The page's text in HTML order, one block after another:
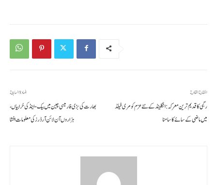
المادة السابقة
بھارت کی بڑی فارمیسی چین میں بیک‑اینڈ کی خرابیاں،
ہزاروں آن لائن آرڈرز کی معلومات افشا
المقالة القادمة
رگبی کا قدیم ترین معرکہ: انگلینڈ کے نئے عزم کو مری فیلڈ
میں ماضی کے سائے کا سامنا